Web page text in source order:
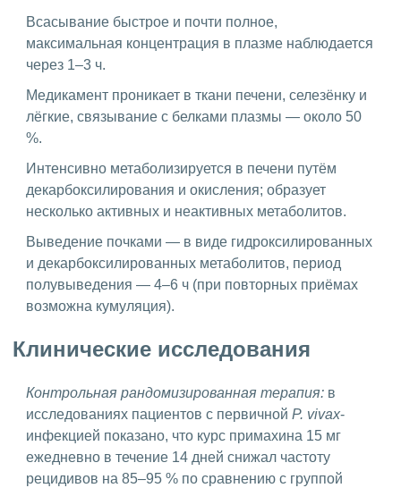
Всасывание быстрое и почти полное,
максимальная концентрация в плазме наблюдается
через 1–3 ч.
Медикамент проникает в ткани печени, селезёнку и
лёгкие, связывание с белками плазмы — около 50
%.
Интенсивно метаболизируется в печени путём
декарбоксилирования и окисления; образует
несколько активных и неактивных метаболитов.
Выведение почками — в виде гидроксилированных
и декарбоксилированных метаболитов, период
полувыведения — 4–6 ч (при повторных приёмах
возможна кумуляция).
Клинические исследования
Контрольная рандомизированная терапия: в
исследованиях пациентов с первичной P. vivax-
инфекцией показано, что курс примахина 15 мг
ежедневно в течение 14 дней снижал частоту
рецидивов на 85–95 % по сравнению с группой